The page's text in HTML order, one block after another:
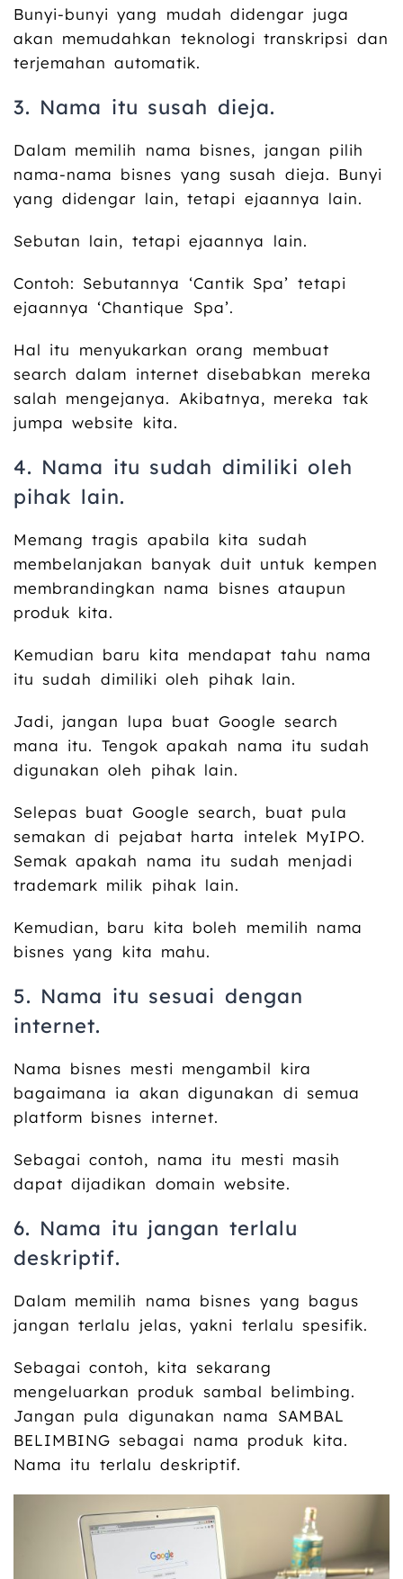
Bunyi-bunyi yang mudah didengar juga
akan memudahkan teknologi transkripsi dan
terjemahan automatik.
3. Nama itu susah dieja.
Dalam memilih nama bisnes, jangan pilih
nama-nama bisnes yang susah dieja. Bunyi
yang didengar lain, tetapi ejaannya lain.
Sebutan lain, tetapi ejaannya lain.
Contoh: Sebutannya ‘Cantik Spa’ tetapi
ejaannya ‘Chantique Spa’.
Hal itu menyukarkan orang membuat
search dalam internet disebabkan mereka
salah mengejanya. Akibatnya, mereka tak
jumpa website kita.
4. Nama itu sudah dimiliki oleh
pihak lain.
Memang tragis apabila kita sudah
membelanjakan banyak duit untuk kempen
membrandingkan nama bisnes ataupun
produk kita.
Kemudian baru kita mendapat tahu nama
itu sudah dimiliki oleh pihak lain.
Jadi, jangan lupa buat Google search
mana itu. Tengok apakah nama itu sudah
digunakan oleh pihak lain.
Selepas buat Google search, buat pula
semakan di pejabat harta intelek MyIPO.
Semak apakah nama itu sudah menjadi
trademark milik pihak lain.
Kemudian, baru kita boleh memilih nama
bisnes yang kita mahu.
5. Nama itu sesuai dengan
internet.
Nama bisnes mesti mengambil kira
bagaimana ia akan digunakan di semua
platform bisnes internet.
Sebagai contoh, nama itu mesti masih
dapat dijadikan domain website.
6. Nama itu jangan terlalu
deskriptif.
Dalam memilih nama bisnes yang bagus
jangan terlalu jelas, yakni terlalu spesifik.
Sebagai contoh, kita sekarang
mengeluarkan produk sambal belimbing.
Jangan pula digunakan nama SAMBAL
BELIMBING sebagai nama produk kita.
Nama itu terlalu deskriptif.